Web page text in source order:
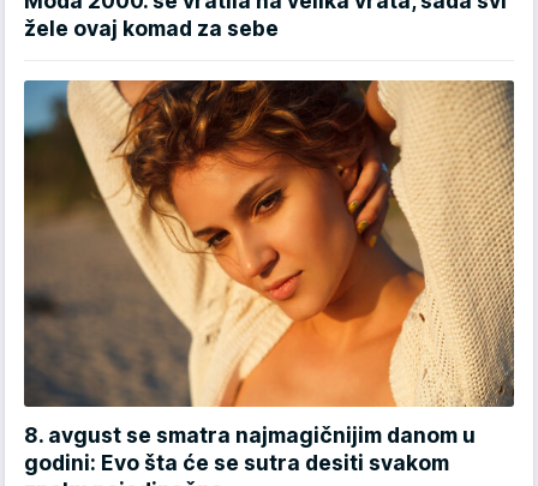
žele ovaj komad za sebe
8. avgust se smatra najmagičnijim danom u
godini: Evo šta će se sutra desiti svakom